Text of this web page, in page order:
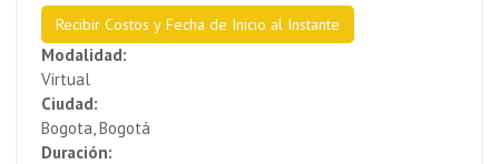
Recibir Costos y Fecha de Inicio al Instante
Modalidad:
Virtual
Ciudad:
Bogota, Bogotá
Duración: